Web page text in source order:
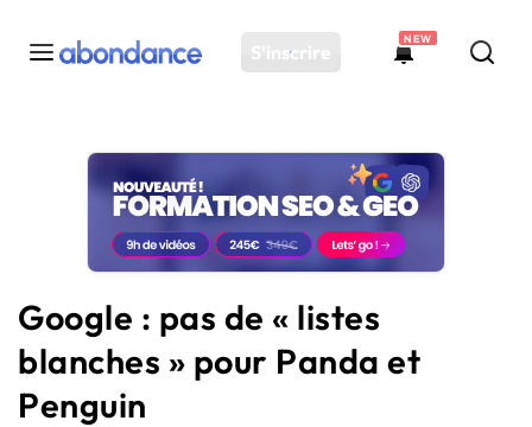
S'inscrire
NEW
Toutes les actus
Actus SEO
Plateforme
Solutions
Ressources
Audit SEO
Google : pas de « listes
blanches » pour Panda et
Penguin